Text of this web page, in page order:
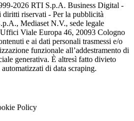
2026 RTI S.p.A. Business Digital -
riservati - Per la pubblicità
Mediaset N.V., sede legale
Viale Europa 46, 20093 Cologno
e ai dati personali trasmessi e/o
funzionale all’addestramento di
generativa. È altresì fatto divieto
di data scraping.
Policy